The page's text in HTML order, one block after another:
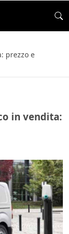
prezzo e
in vendita: